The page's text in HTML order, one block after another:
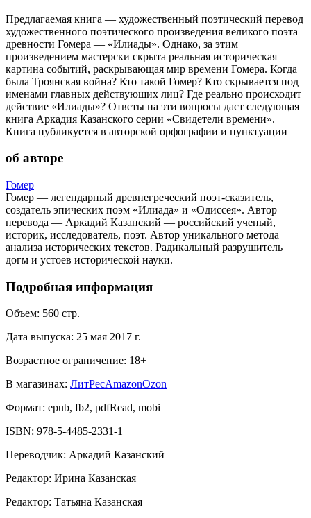
Предлагаемая книга — художественный поэтический перевод
художественного поэтического произведения великого поэта
древности Гомера — «Илиады». Однако, за этим
произведением мастерски скрыта реальная историческая
картина событий, раскрывающая мир времени Гомера. Когда
была Троянская война? Кто такой Гомер? Кто скрывается под
именами главных действующих лиц? Где реально происходит
действие «Илиады»? Ответы на эти вопросы даст следующая
книга Аркадия Казанского серии «Свидетели времени».
Книга публикуется в авторской орфографии и пунктуации
об авторе
Гомер
Гомер — легендарный древнегреческий поэт-сказитель,
создатель эпических поэм «Илиада» и «Одиссея». Автор
перевода — Аркадий Казанский — российский ученый,
историк, исследователь, поэт. Автор уникального метода
анализа исторических текстов. Радикальный разрушитель
догм и устоев исторической науки.
Подробная информация
Объем: 560 стр.
Дата выпуска: 25 мая 2017 г.
Возрастное ограничение: 18+
В магазинах: ЛитРесAmazonOzon
Формат: epub, fb2, pdfRead, mobi
ISBN: 978-5-4485-2331-1
Переводчик: Аркадий Казанский
Редактор: Ирина Казанская
Редактор: Татьяна Казанская